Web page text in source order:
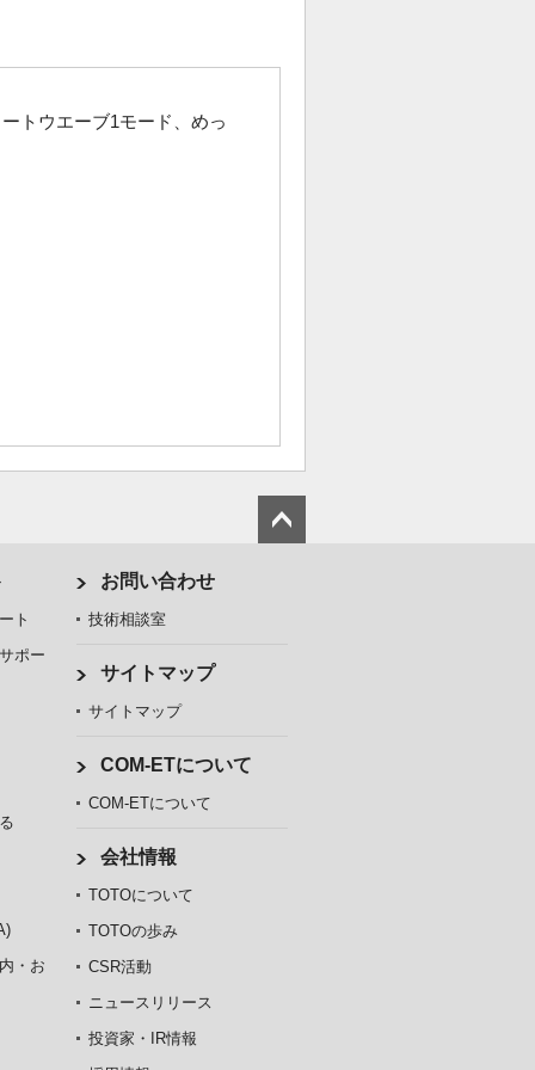
トウエーブ1モード、めっ
ト
ポー
・お
お問い合わせ
技術相談室
サイトマップ
サイトマップ
COM-ETについて
COM-ETについて
会社情報
TOTOについて
TOTOの歩み
CSR活動
ニュースリリース
投資家・IR情報